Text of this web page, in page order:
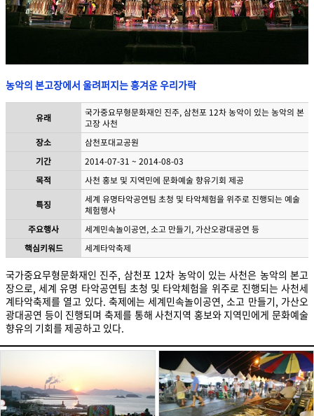
농악의 본고장에서 울려퍼지는 흥겨운 우리가락
유래
국가중요무형문화재인 진주, 삼천포 12차 농악이 있는 농악의 본
고장 사천
장소
삼천포대교공원
기간
2014-07-31 ~ 2014-08-03
목적
사천 홍보 및 지역민에 문화예술 향유기회 제공
특징
세계 유명타악공연팀 초청 및 타악체험을 위주로 진행되는 예술
체험행사
주요행사
세계민속놀이공연, 소고 만들기, 가산오광대공연 등
핵심키워드
세계타악축제
국가중요무형문화재인 진주, 삼천포 12차 농악이 있는 사천은 농악의 본고
장으로, 세계 유명 타악공연팀 초청 및 타악체험을 위주로 진행되는 사천세
계타악축제를 열고 있다. 축제에는 세계민속놀이공연, 소고 만들기, 가산오
광대공연 등이 진행되며 축제를 통해 사천지역 홍보와 지역민에게 문화예술
향유의 기회를 제공하고 있다.